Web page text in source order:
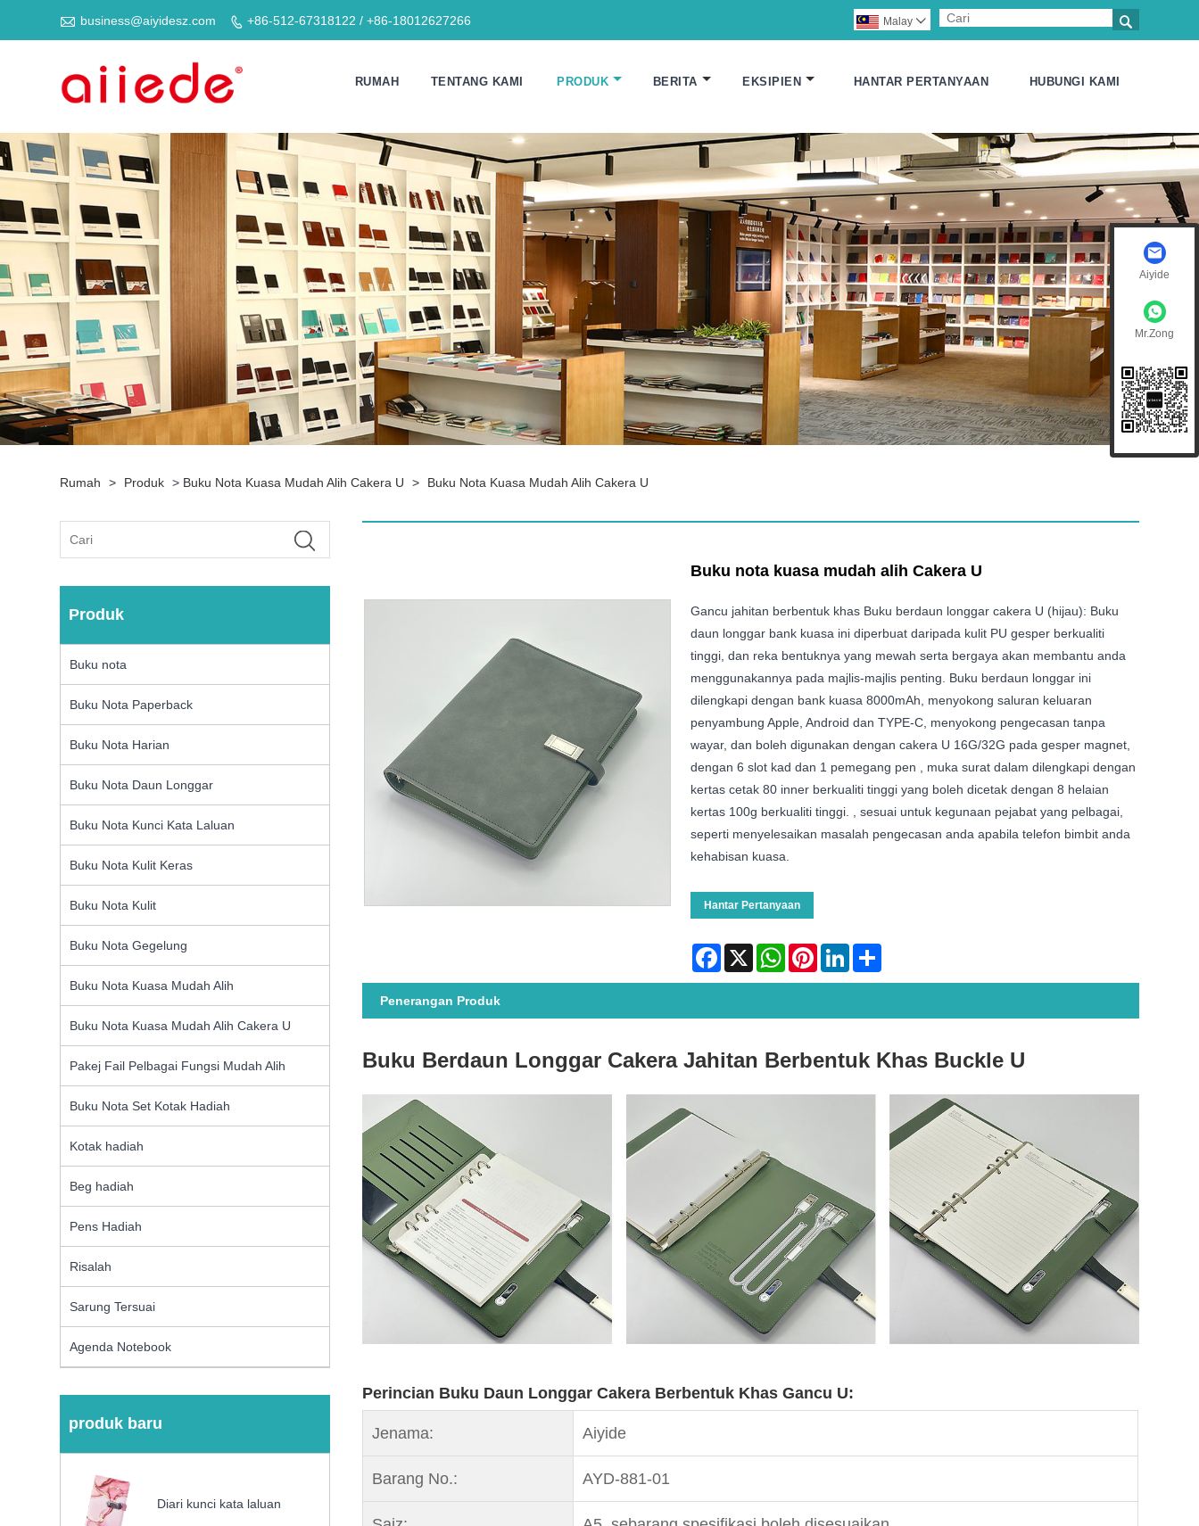
 business@aiyidesz.com  +86-512-67318122 / +86-18012627266 
Malay 
RUMAH TENTANG KAMI PRODUK BERITA EKSIPIEN HANTAR PERTANYAAN HUBUNGI KAMI
Rumah > Produk > Buku Nota Kuasa Mudah Alih Cakera U > Buku Nota Kuasa Mudah Alih Cakera U
Produk
Buku nota
Buku Nota Paperback
Buku Nota Harian
Buku Nota Daun Longgar
Buku Nota Kunci Kata Laluan
Buku Nota Kulit Keras
Buku Nota Kulit
Buku Nota Gegelung
Buku Nota Kuasa Mudah Alih
Buku Nota Kuasa Mudah Alih Cakera U
Pakej Fail Pelbagai Fungsi Mudah Alih
Buku Nota Set Kotak Hadiah
Kotak hadiah
Beg hadiah
Pens Hadiah
Risalah
Sarung Tersuai
Agenda Notebook
produk baru
Diari kunci kata laluan
Buku nota kuasa mudah alih Cakera U
Gancu jahitan berbentuk khas Buku berdaun longgar cakera U (hijau): Buku
daun longgar bank kuasa ini diperbuat daripada kulit PU gesper berkualiti
tinggi, dan reka bentuknya yang mewah serta bergaya akan membantu anda
menggunakannya pada majlis-majlis penting. Buku berdaun longgar ini
dilengkapi dengan bank kuasa 8000mAh, menyokong saluran keluaran
penyambung Apple, Android dan TYPE-C, menyokong pengecasan tanpa
wayar, dan boleh digunakan dengan cakera U 16G/32G pada gesper magnet,
dengan 6 slot kad dan 1 pemegang pen , muka surat dalam dilengkapi dengan
kertas cetak 80 inner berkualiti tinggi yang boleh dicetak dengan 8 helaian
kertas 100g berkualiti tinggi. , sesuai untuk kegunaan pejabat yang pelbagai,
seperti menyelesaikan masalah pengecasan anda apabila telefon bimbit anda
kehabisan kuasa.
Hantar Pertanyaan
Facebook
X WhatsAppPinterestLinkedInShare
Penerangan Produk
Buku Berdaun Longgar Cakera Jahitan Berbentuk Khas Buckle U
Perincian Buku Daun Longgar Cakera Berbentuk Khas Gancu U:
Jenama: Aiyide
Barang No.: AYD-881-01
Aiyide
Mr.Zong